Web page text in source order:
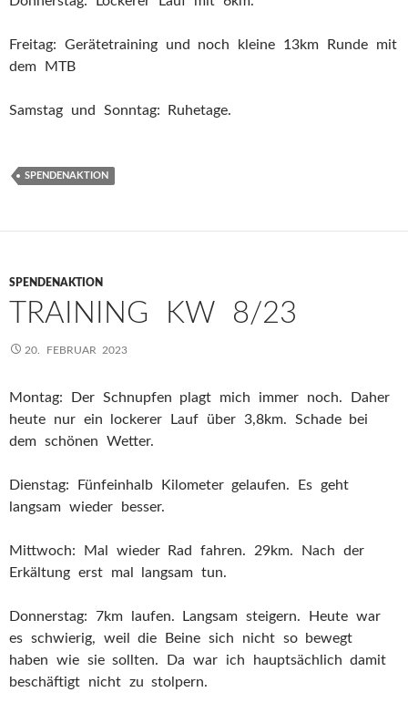
Freitag: Gerätetraining und noch kleine 13km Runde mit
dem MTB
Samstag und Sonntag: Ruhetage.
SPENDENAKTION
SPENDENAKTION
TRAINING KW 8/23
20. FEBRUAR 2023
Montag: Der Schnupfen plagt mich immer noch. Daher
heute nur ein lockerer Lauf über 3,8km. Schade bei
dem schönen Wetter.
Dienstag: Fünfeinhalb Kilometer gelaufen. Es geht
langsam wieder besser.
Mittwoch: Mal wieder Rad fahren. 29km. Nach der
Erkältung erst mal langsam tun.
Donnerstag: 7km laufen. Langsam steigern. Heute war
es schwierig, weil die Beine sich nicht so bewegt
haben wie sie sollten. Da war ich hauptsächlich damit
beschäftigt nicht zu stolpern.